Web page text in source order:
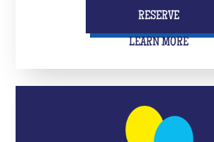
RESERVE
LEARN MORE